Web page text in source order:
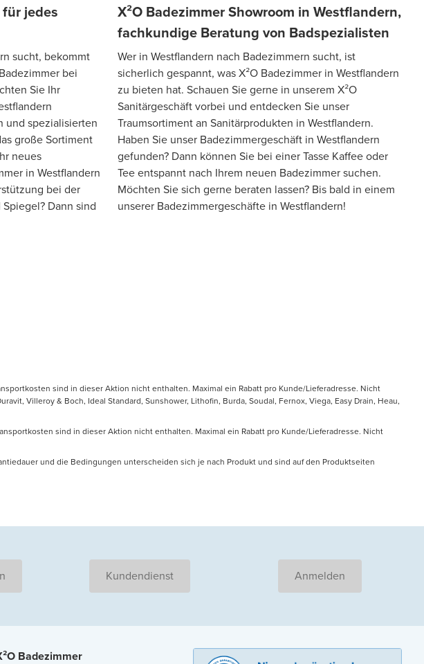
jedes
sucht, bekommt
bei
Sie Ihr
und spezialisierten
große Sortiment
neues
in Westflandern
bei der
Dann sind
X²O Badezimmer Showroom in Westflandern,
fachkundige Beratung von Badspezialisten
Wer in Westflandern nach Badezimmern sucht, ist
sicherlich gespannt, was X²O Badezimmer in Westflandern
zu bieten hat. Schauen Sie gerne in unserem X²O
Sanitärgeschäft vorbei und entdecken Sie unser
Traumsortiment an Sanitärprodukten in Westflandern.
Haben Sie unser Badezimmergeschäft in Westflandern
gefunden? Dann können Sie bei einer Tasse Kaffee oder
Tee entspannt nach Ihrem neuen Badezimmer suchen.
Möchten Sie sich gerne beraten lassen? Bis bald in einem
unserer Badezimmergeschäfte in Westflandern!
sind in dieser Aktion nicht enthalten. Maximal ein Rabatt pro Kunde/Lieferadresse. Nicht
Villeroy & Boch, Ideal Standard, Sunshower, Lithofin, Burda, Soudal, Fernox, Viega, Easy Drain, Heau,
sind in dieser Aktion nicht enthalten. Maximal ein Rabatt pro Kunde/Lieferadresse. Nicht
und die Bedingungen unterscheiden sich je nach Produkt und sind auf den Produktseiten
Kundendienst Anmelden
Badezimmer